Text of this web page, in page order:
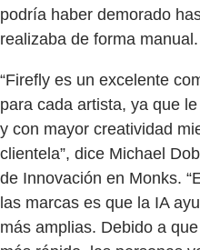
podría haber demorado
realizaba de forma manual.
“Firefly es un excelente
para cada artista, ya que
y con mayor creatividad
clientela”, dice Michael
de Innovación en Monks.
las marcas es que la IA
más amplias. Debido a